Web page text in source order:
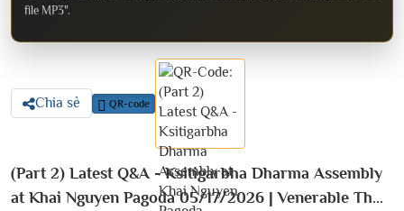
file MP3".
Chia sẻ QR-code
(Part 2) Latest Q&A - Ksitigarbha Dharma Assembly
at Khai Nguyen Pagoda 05/17/2026 | Venerable Th...